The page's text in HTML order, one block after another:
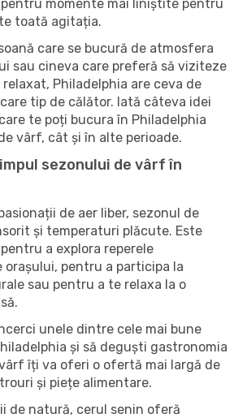
pentru momente mai liniștite pentru
toată agitația.
care se bucură de atmosfera
sau cineva care preferă să viziteze
Philadelphia are ceva de
tip de călător. Iată câteva idei
te poți bucura în Philadelphia
vârf, cât și în alte perioade.
sezonului de vârf în
de aer liber, sezonul de
și temperaturi plăcute. Este
a explora reperele
orașului, pentru a participa la
sau pentru a te relaxa la o
unele dintre cele mai bune
și să deguști gastronomia
îți va oferi o ofertă mai largă de
și piețe alimentare.
de natură, cerul senin oferă